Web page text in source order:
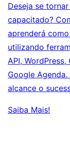
Deseja se
capacitado?
aprenderá
utilizando
API,
Google
alcance o
Saiba Mais!